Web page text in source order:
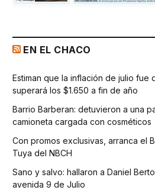
EN EL CHACO
Estiman que la inflación de julio fue
superará los $1.650 a fin de año
Barrio Barberan: detuvieron a una
camioneta cargada con cosméticos
Con promos exclusivas, arranca el
Tuya del NBCH
Sano y salvo: hallaron a Daniel
avenida 9 de Julio